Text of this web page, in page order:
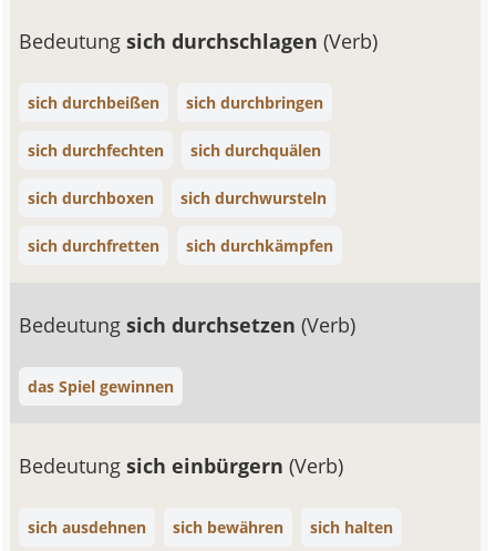
Bedeutungsich durchschlagen(Verb)
sich durchbeißen sich durchbringen
sich durchfechten sich durchquälen
sich durchboxen sich durchwursteln
sich durchfretten sich durchkämpfen
Bedeutungsich durchsetzen(Verb)
das Spiel gewinnen
Bedeutungsich einbürgern(Verb)
sich ausdehnen sich bewähren sich halten